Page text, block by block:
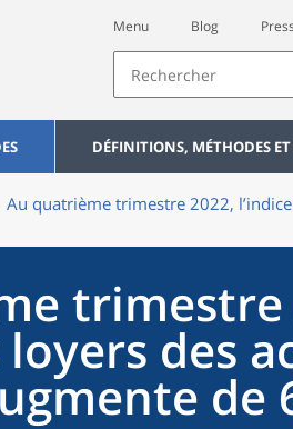
Menu Blog
DÉFINITIONS, MÉTHODES
Au quatrième trimestre 2022,
trimestre
loyers des
de